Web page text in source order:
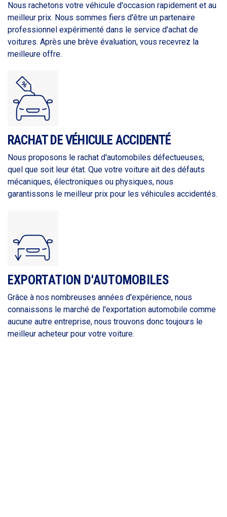
Nous rachetons votre véhicule d'occasion rapidement et au
meilleur prix. Nous sommes fiers d'être un partenaire
professionnel expérimenté dans le service d'achat de
voitures. Après une brève évaluation, vous recevrez la
meilleure offre.
RACHAT DE VÉHICULE ACCIDENTÉ
Nous proposons le rachat d'automobiles défectueuses,
quel que soit leur état. Que votre voiture ait des défauts
mécaniques, électroniques ou physiques, nous
garantissons le meilleur prix pour les véhicules accidentés.
EXPORTATION D'AUTOMOBILES
Grâce à nos nombreuses années d'expérience, nous
connaissons le marché de l'exportation automobile comme
aucune autre entreprise, nous trouvons donc toujours le
meilleur acheteur pour votre voiture.